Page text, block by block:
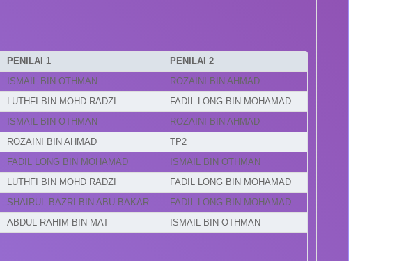
PENILAI 1 PENILAI 2
ISMAIL BIN OTHMAN
ROZAINI BIN AHMAD
LUTHFI BIN MOHD RADZI
FADIL LONG BIN MOHAMAD
ISMAIL BIN OTHMAN
ROZAINI BIN AHMAD
ROZAINI BIN AHMAD
TP2
FADIL LONG BIN MOHAMAD
ISMAIL BIN OTHMAN
LUTHFI BIN MOHD RADZI
FADIL LONG BIN MOHAMAD
SHAIRUL BAZRI BIN ABU BAKAR
FADIL LONG BIN MOHAMAD
ABDUL RAHIM BIN MAT ISMAIL BIN OTHMAN